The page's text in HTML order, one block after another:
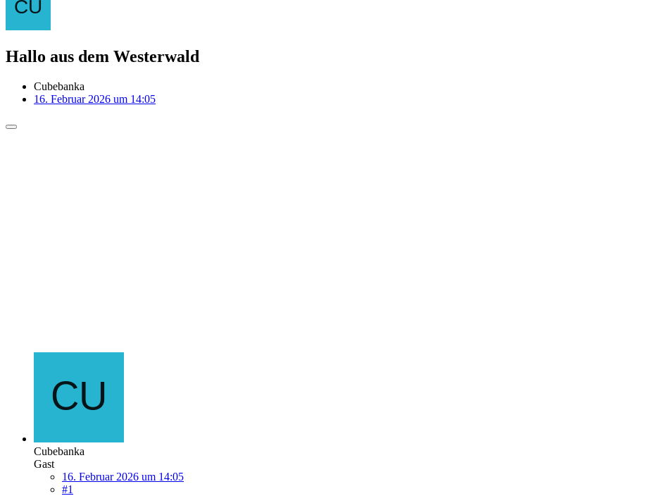
Hallo aus dem Westerwald
Cubebanka
16. Februar 2026 um 14:05
Cubebanka
Gast
16. Februar 2026 um 14:05
#1